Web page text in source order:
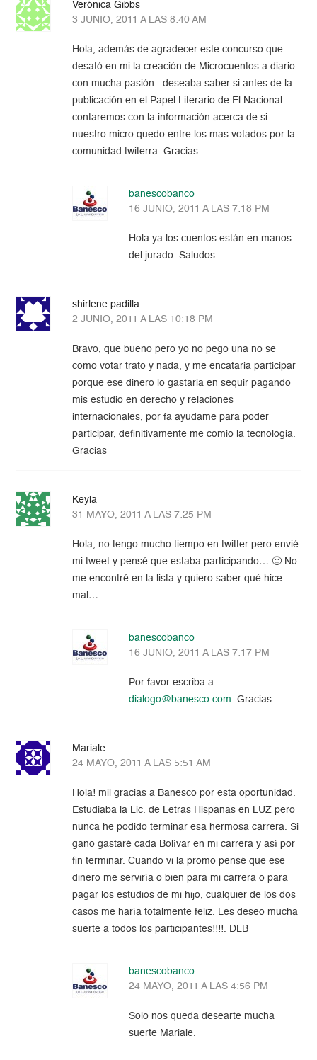
Verónica Gibbs
3 JUNIO, 2011 A LAS 8:40 AM
Hola, además de agradecer este concurso que
desató en mi la creación de Microcuentos a diario
con mucha pasión.. deseaba saber si antes de la
publicación en el Papel Literario de El Nacional
contaremos con la información acerca de si
nuestro micro quedo entre los mas votados por la
comunidad twiterra. Gracias.
banescobanco
16 JUNIO, 2011 A LAS 7:18 PM
Hola ya los cuentos están en manos
del jurado. Saludos.
shirlene padilla
2 JUNIO, 2011 A LAS 10:18 PM
Bravo, que bueno pero yo no pego una no se
como votar trato y nada, y me encataria participar
porque ese dinero lo gastaria en sequir pagando
mis estudio en derecho y relaciones
internacionales, por fa ayudame para poder
participar, definitivamente me comio la tecnologia.
Gracias
Keyla
31 MAYO, 2011 A LAS 7:25 PM
Hola, no tengo mucho tiempo en twitter pero envié
mi tweet y pensé que estaba participando… 🙁 No
me encontré en la lista y quiero saber qué hice
mal….
banescobanco
16 JUNIO, 2011 A LAS 7:17 PM
Por favor escriba a
dialogo@banesco.com. Gracias.
Mariale
24 MAYO, 2011 A LAS 5:51 AM
Hola! mil gracias a Banesco por esta oportunidad.
Estudiaba la Lic. de Letras Hispanas en LUZ pero
nunca he podido terminar esa hermosa carrera. Si
gano gastaré cada Bolívar en mi carrera y así por
fin terminar. Cuando vi la promo pensé que ese
dinero me serviría o bien para mi carrera o para
pagar los estudios de mi hijo, cualquier de los dos
casos me haría totalmente feliz. Les deseo mucha
suerte a todos los participantes!!!!. DLB
banescobanco
24 MAYO, 2011 A LAS 4:56 PM
Solo nos queda desearte mucha
suerte Mariale.